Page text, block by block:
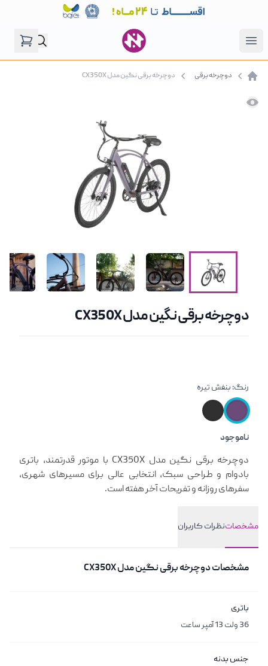
Open menu فروشگاه نگین موتور
دوچرخه برقی دوچرخه برقی نگین مدل CX350X
دوچرخه برقی نگین مدل CX350X
رنگ: بنفش تیره
ناموجود
معرفی کوتاه محصول
دوچرخه برقی نگین مدل CX350X با موتور قدرتمند، باتری
بادوام و طراحی سبک، انتخابی عالی برای مسیرهای شهری،
سفرهای روزانه و تفریحات آخر هفته است.
مشخصاتنظرات کاربران
مشخصات
مشخصاتدوچرخه برقی نگین مدل CX350X
باتری
36 ولت 13 آمپر ساعت
جنس بدنه